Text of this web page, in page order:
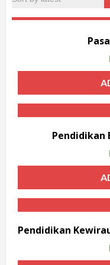
Pendidikan